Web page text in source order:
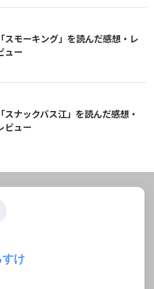
「スモーキング」を読んだ感想・レ
ュー
「スナックバス江」を読んだ感想・
ビュー
け